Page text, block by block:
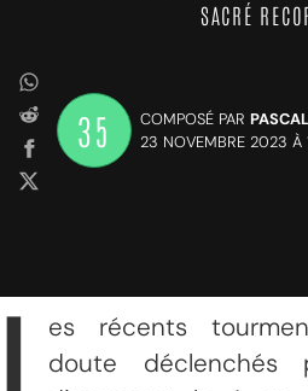
SACRÉ
35 COMPOSÉ PAR
23 NOVEMBRE 2023 À
L
es récents
doute déclenchés